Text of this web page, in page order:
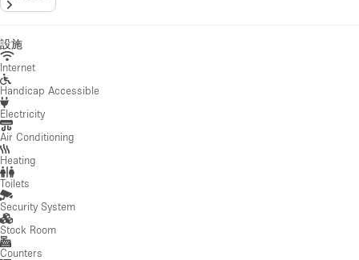
設施
Internet
Handicap Accessible
Electricity
Air Conditioning
Heating
Toilets
Security System
Stock Room
Counters